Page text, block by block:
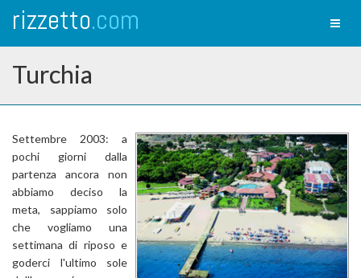
rizzetto.com
Turchia
Settembre 2003: a
pochi giorni dalla
partenza ancora non
abbiamo deciso la
meta, sappiamo solo
che vogliamo una
settimana di riposo e
goderci l'ultimo sole